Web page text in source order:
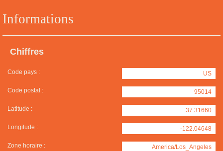
Informations
Chiffres
Code pays : US
Code postal : 95014
Latitude : 37.31660
Longitude : -122.04648
Zone horaire : America/Los_Angeles